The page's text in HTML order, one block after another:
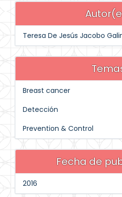
Teresa De Jesús Jacobo
Breast cancer
Detección
Prevention & Control
Fecha de
2016